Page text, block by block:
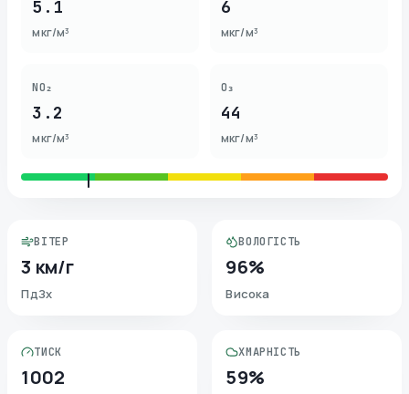
5.1
мкг/м³
6
мкг/м³
NO₂
3.2
мкг/м³
O₃
44
мкг/м³
ВІТЕР
3 км/г
ПдЗх
ВОЛОГІСТЬ
96%
Висока
ТИСК
1002
ХМАРНІСТЬ
59%